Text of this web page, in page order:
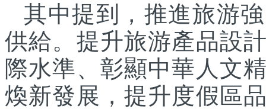
其中提到，推進旅游
供給。提升旅游產品設
際水準、彰顯中華人文
煥新發展，提升度假區